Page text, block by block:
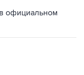
официальном